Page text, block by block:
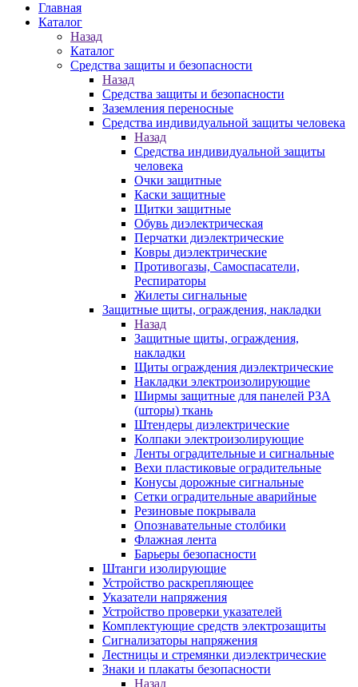
Главная
Каталог
Назад
Каталог
Средства защиты и безопасности
Назад
Средства защиты и безопасности
Заземления переносные
Средства индивидуальной защиты человека
Назад
Средства индивидуальной защиты
человека
Очки защитные
Каски защитные
Щитки защитные
Обувь диэлектрическая
Перчатки диэлектрические
Ковры диэлектрические
Противогазы, Самоспасатели,
Респираторы
Жилеты сигнальные
Защитные щиты, ограждения, накладки
Назад
Защитные щиты, ограждения,
накладки
Щиты ограждения диэлектрические
Накладки электроизолирующие
Ширмы защитные для панелей РЗА
(шторы) ткань
Штендеры диэлектрические
Колпаки электроизолирующие
Ленты оградительные и сигнальные
Вехи пластиковые оградительные
Конусы дорожные сигнальные
Сетки оградительные аварийные
Резиновые покрывала
Опознавательные столбики
Флажная лента
Барьеры безопасности
Штанги изолирующие
Устройство раскрепляющее
Указатели напряжения
Устройство проверки указателей
Комплектующие средств электрозащиты
Сигнализаторы напряжения
Лестницы и стремянки диэлектрические
Знаки и плакаты безопасности
Назад